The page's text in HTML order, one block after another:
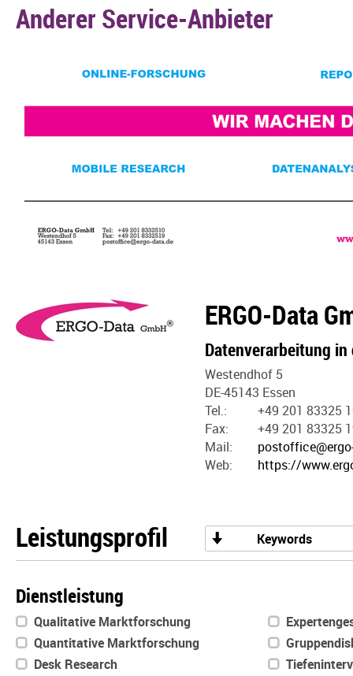
Anderer Service-Anbieter
ERGO-Data
Datenverarbeitung
Westendhof 5
DE-45143 Essen
Tel.:
+49 201 83325
Fax:
+49 201 83325
Mail:
Web:
https://
Leistungsprofil Keywords
Dienstleistung
Qualitative Marktforschung
Quantitative Marktforschung
Desk Research